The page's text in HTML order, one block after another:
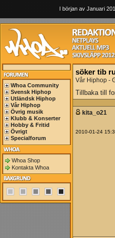
I början av Januari
Whoa Community
Svensk Hiphop
Utländsk Hiphop
Vår Hiphop
Övrig musik
Klubb & Konserter
Hobby & Fritid
Övrigt
Specialforum
Whoa Shop
Kontakta Whoa
söker tib
Vår Hiphop -
Tillbaka till
kita_o21
2010-01-24